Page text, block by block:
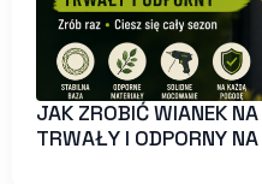
JAK ZROBIĆ WIANEK
TRWAŁY I ODPORNY